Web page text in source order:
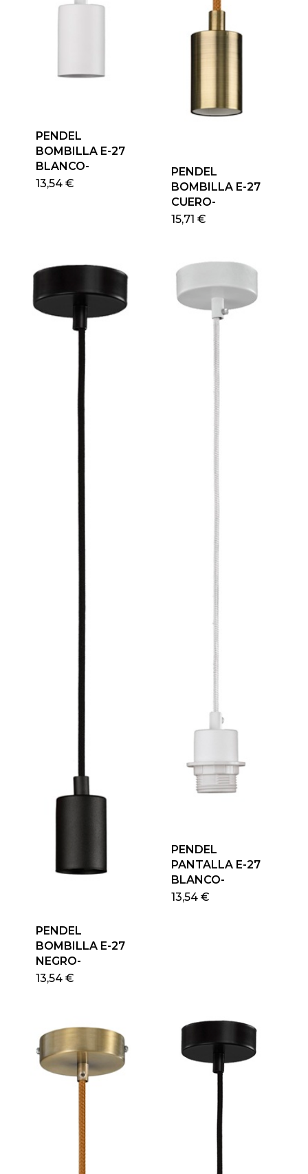
PENDEL
BOMBILLA E-27
BLANCO-
13,54 €
PENDEL
BOMBILLA E-27
CUERO-
15,71 €
PENDEL
BOMBILLA E-27
NEGRO-
13,54 €
PENDEL
PANTALLA E-27
BLANCO-
13,54 €